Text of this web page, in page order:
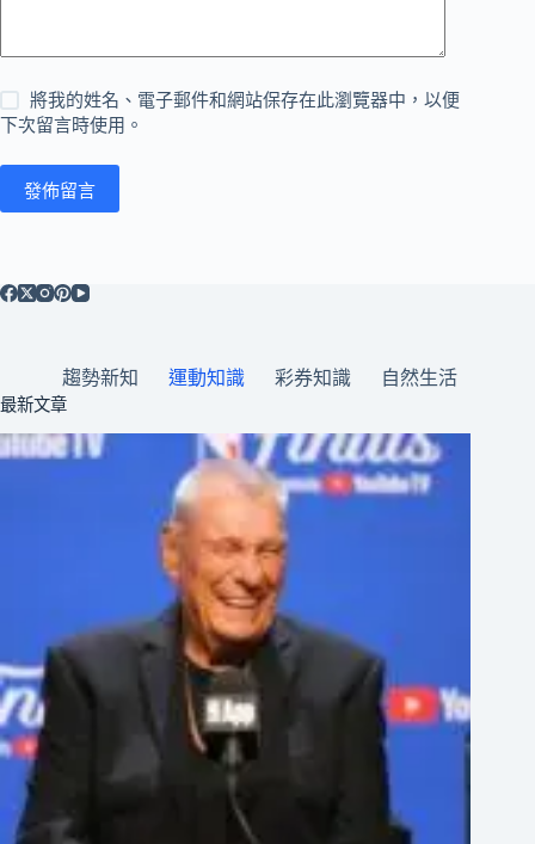
將我的姓名、電子郵件和網站保存在此瀏覽器中，以便
下次留言時使用。
發佈留言
趨勢新知 運動知識 彩券知識 自然生活
最新文章